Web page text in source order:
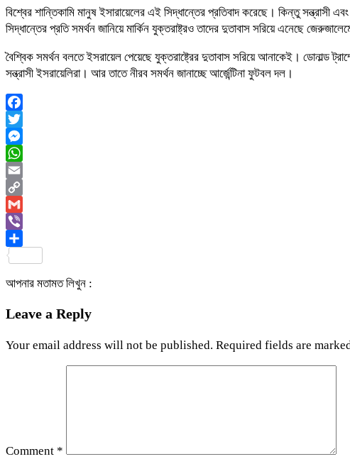
বিশ্বের শান্তিকামি মানুষ ইসারায়েলের এই সিদ্ধান্তের প্রতিবাদ করেছে। কিন্তু সন্ত্রাসী
সিদ্ধান্তের প্রতি সমর্থন জানিয়ে মার্কিন যুক্তরাষ্ট্রও তাদের দুতাবাস সরিয়ে এনেছে
বৈশ্বিক সমর্থন বলতে ইসরায়েল পেয়েছে যুক্তরাষ্ট্রের দুতাবাস সরিয়ে আনাকেই। ডোনাল্ড
সন্ত্রাসী ইসরায়েলিরা। আর তাতে নীরব সমর্থন জানাচ্ছে আর্জেন্টিনা ফুটবল দল।
Facebook
Twitter
Messenger
WhatsApp
Email
Copy
Link
Gmail
Viber
আপনার মতামত লিখুন :
Leave a Reply
Your email address will not be published. Required fields are
Comment *